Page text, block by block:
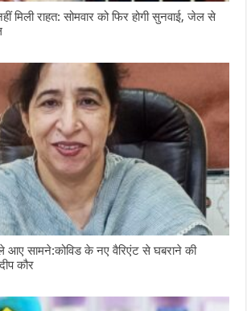
मिली राहत: सोमवार को फिर होगी सुनवाई, जेल से
आए सामने:कोविड के नए वैरिएंट से घबराने की
कौर